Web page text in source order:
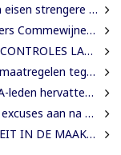
in DNA na uitspraak Van Samson
wachten 6 jaren op tariefaanpassing
WEDEROM FORS AANGESCHERPT
verkeersdrukte binnenstad
gedragsregels na uitlating Van Samson
tegen IMEAO 2-directeur
MEER ORDENING EN INKOMSTEN